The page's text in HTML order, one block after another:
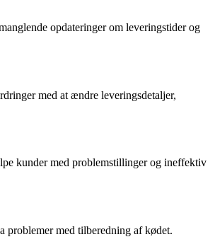
opdateringer om leveringstider og
med at ændre leveringsdetaljer,
kunder med problemstillinger og ineffektiv
problemer med tilberedning af kødet.